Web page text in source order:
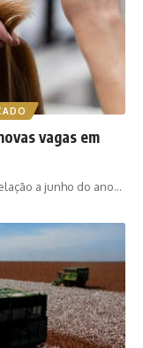
vagas em
a junho do ano…